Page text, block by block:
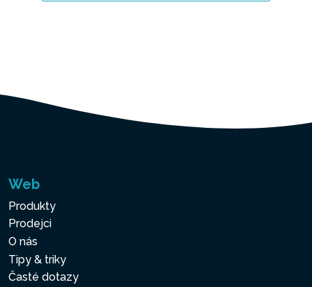
Web
Produkty
Prodejci
O nás
Tipy & triky
Časté dotazy